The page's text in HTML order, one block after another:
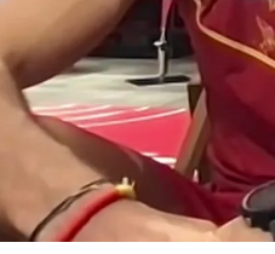
Los dobles campeones del
losJuegos Olímpicos de
35 kilómetros marcha.
objetivos", asegura María
Y es que ambos
Álvaro como yo,ya solo nos
cualquier deportista",
marcha.